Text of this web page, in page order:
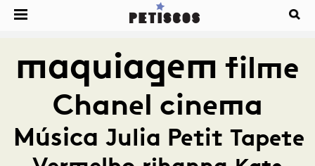
maquiagem filme
Chanel cinema
Música Julia Petit Tapete